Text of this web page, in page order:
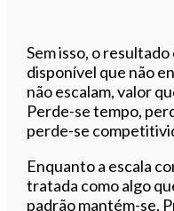
Sem isso, o
disponível que não
não escalam, valor
Perde-se tempo,
perde-se
Enquanto a escala
tratada como algo
padrão mantém-se.